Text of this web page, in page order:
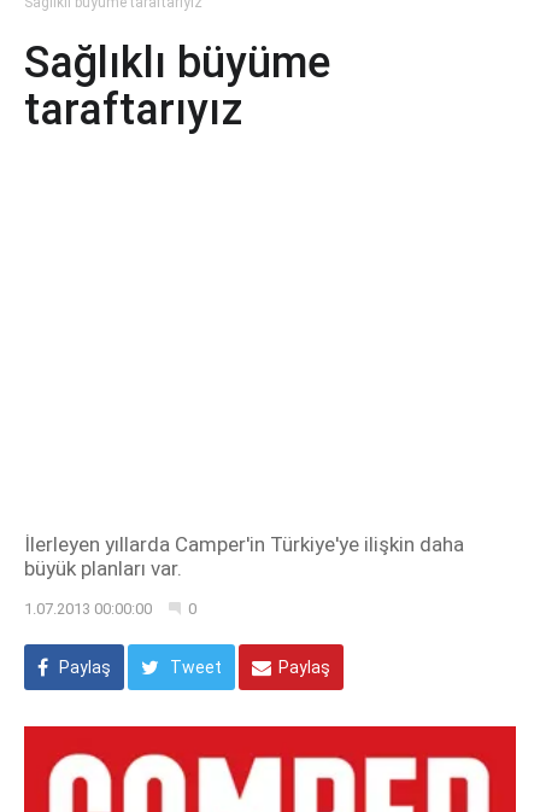
Sağlıklı büyüme
taraftarıyız
İlerleyen yıllarda Camper'in Türkiye'ye ilişkin daha
büyük planları var.
1.07.2013 00:00:00 0
Paylaş Tweet Paylaş